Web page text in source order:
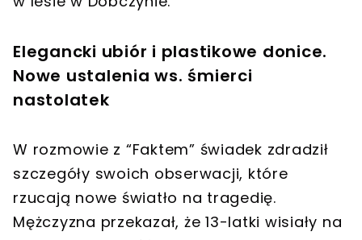
Elegancki ubiór i plastikowe donice.
Nowe ustalenia ws. śmierci
nastolatek
W rozmowie z “Faktem” świadek zdradził
szczegóły swoich obserwacji, które
rzucają nowe światło na tragedię.
Mężczyzna przekazał, że 13-latki wisiały na